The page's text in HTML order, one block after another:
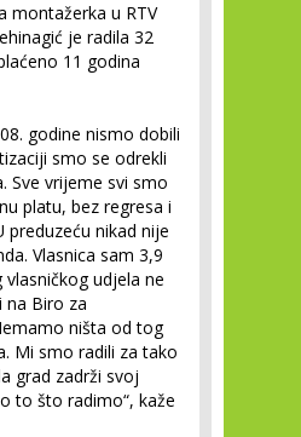
montažerka u RTV
je radila 32
11 godina
godine nismo dobili
smo se odrekli
Sve vrijeme svi smo
platu, bez regresa i
preduzeću nikad nije
Vlasnica sam 3,9
udjela ne
na Biro za
ništa od tog
Mi smo radili za tako
grad zadrži svoj
to što radimo“, kaže